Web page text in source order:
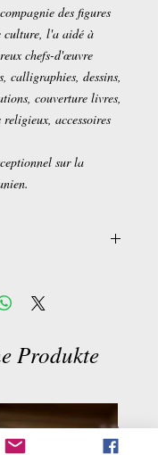
des figures
culture, l'a aidé à
chefs-d'œuvre
calligraphies, dessins,
couverture livres,
accessoires
sur la
Produkte